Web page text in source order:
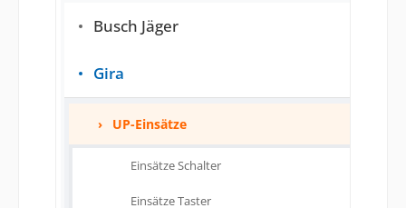
Busch Jäger
Gira
UP-Einsätze
Einsätze Schalter
Einsätze Taster